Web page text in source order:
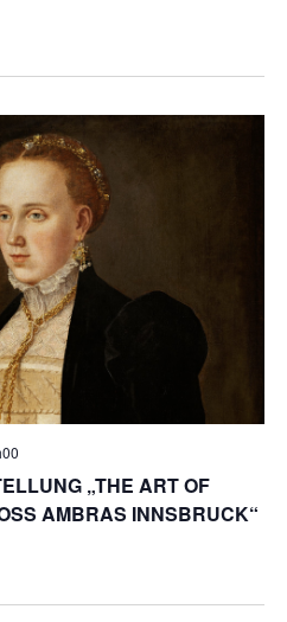
„THE ART OF
AMBRAS INNSBRUCK“